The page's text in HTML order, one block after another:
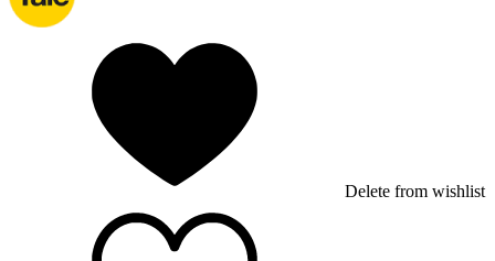
Delete from wishlist